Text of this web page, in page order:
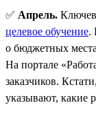
✅ Апрель.
целевое обучение.
о бюджетных
На портале
заказчиков.
указывают, какие